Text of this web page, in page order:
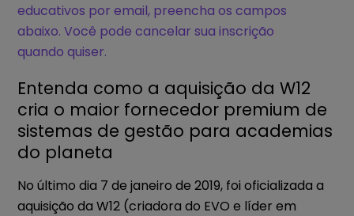
educativos por email, preencha os campos
abaixo. Você pode cancelar sua inscrição
quando quiser.
Entenda como a aquisição da W12
cria o maior fornecedor premium de
sistemas de gestão para academias
do planeta
No último dia 7 de janeiro de 2019, foi oficializada a
aquisição da W12 (criadora do EVO e líder em